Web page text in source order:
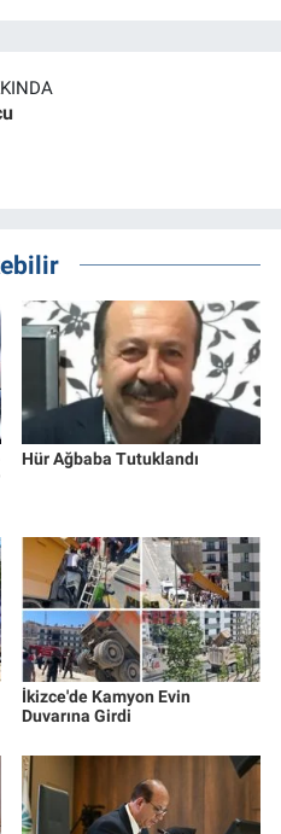
Hür Ağbaba Tutuklandı
İkizce'de Kamyon Evin
Duvarına Girdi